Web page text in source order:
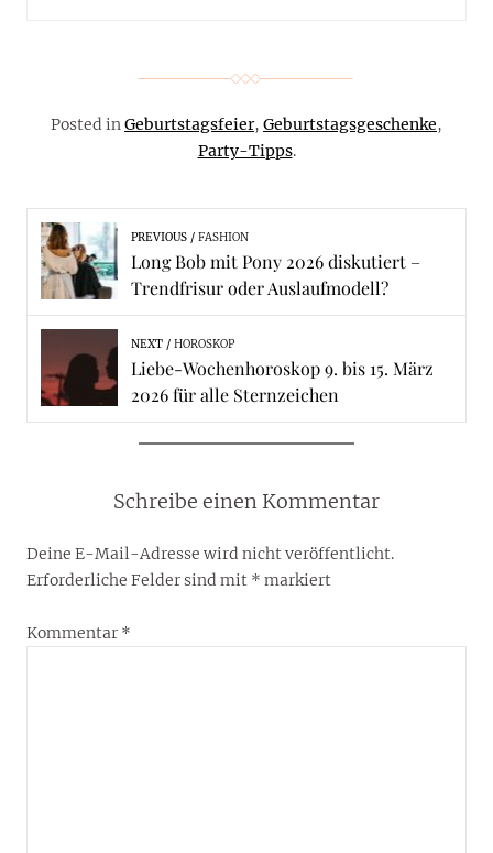
Posted inGeburtstagsfeier, Geburtstagsgeschenke,
Party-Tipps.
PREVIOUS FASHION
Long Bob mit Pony 2026 diskutiert –
Trendfrisur oder Auslaufmodell?
NEXT HOROSKOP
Liebe-Wochenhoroskop 9. bis 15. März
2026 für alle Sternzeichen
Schreibe einen Kommentar
Deine E-Mail-Adresse wird nicht veröffentlicht.
Erforderliche Felder sind mit * markiert
Kommentar *